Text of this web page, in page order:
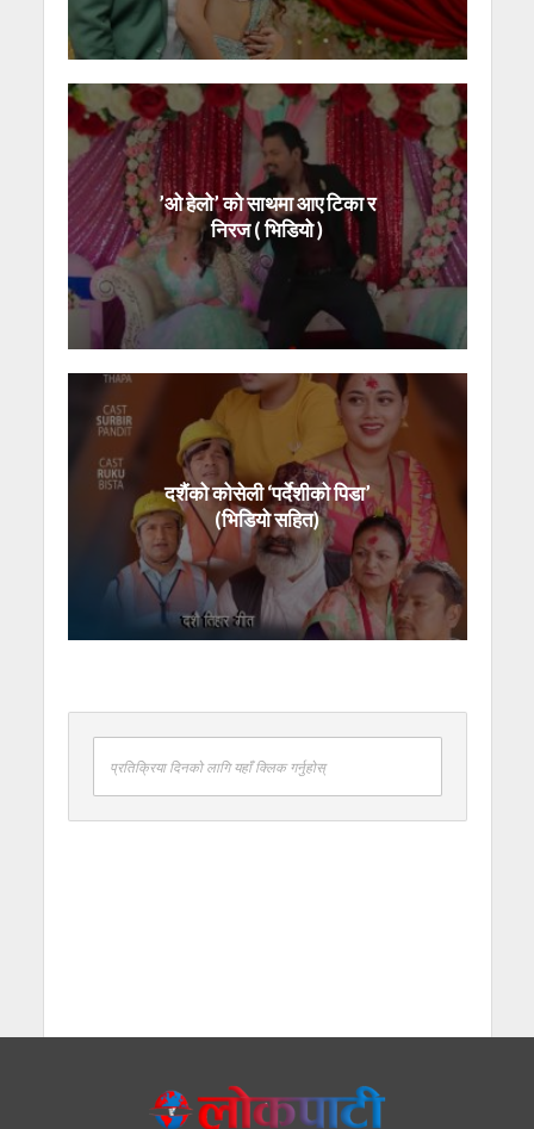
’ओ हेलो’ को साथमा आए टिका र
निरज ( भिडियो )
दशैंको कोसेली ‘पर्देशीको पिडा’
(भिडियो सहित)
प्रतिक्रिया दिनको लागि यहाँ क्लिक गर्नुहोस्